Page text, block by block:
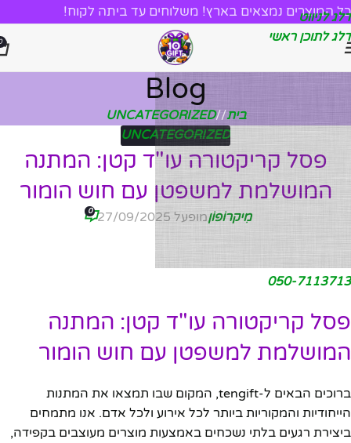
דלג לניווט
דלג לתוכן ראשי
כל המוצרים נמצאים בארץ! משלוחים עד ביתה לקוח!
Blog
בית/
UNCATEGORIZED
UNCATEGORIZED
פסל קריקטורה עו"ד קטן: המתנה
המושלמת למשפטן עם חוש הומור
מִיקרוֹפוֹןמופעל 27/09/2025 0
050-7113713
פסל קריקטורה עו"ד קטן: המתנה
המושלמת למשפטן עם חוש הומור
ברוכים הבאים ל-tengift, המקום שבו תמצאו את המתנות
הייחודיות והמקוריות ביותר לכל אירוע ולכל אדם. אנו מתמחים
ביצירת רגעים בלתי נשכחים באמצעות מוצרים מעוצבים בקפידה,